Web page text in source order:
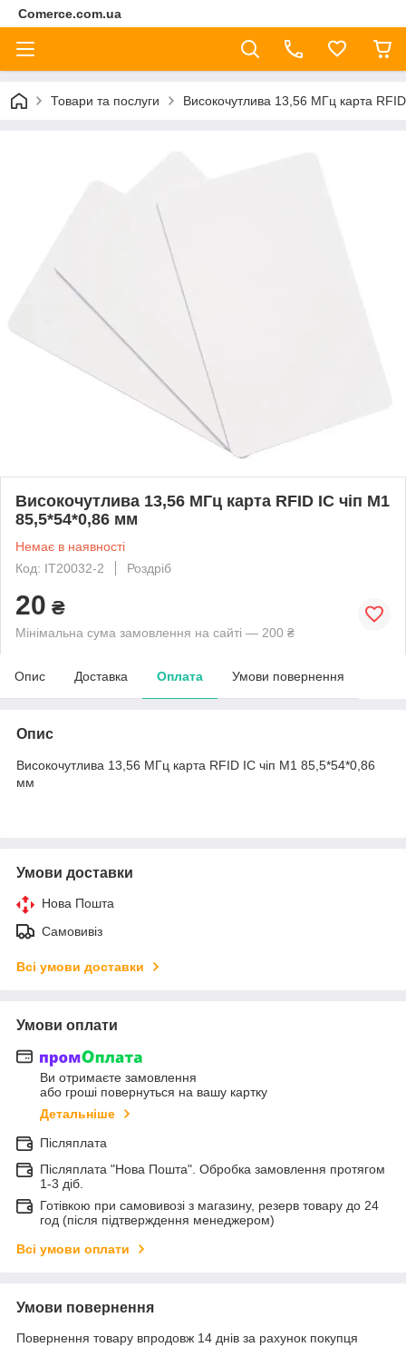
Comerce.com.ua
Товари та послуги Високочутлива 13,56 МГц карта
Високочутлива 13,56 МГц карта RFID IC чіп M1
85,5*54*0,86 мм
Немає в наявності
Код: IT20032-2
Роздріб
20 ₴
Мінімальна сума замовлення на сайті — 200 ₴
Опис Доставка Оплата Умови повернення
Опис
Високочутлива 13,56 МГц карта RFID IC чіп M1 85,5*54*0,86
мм
Умови доставки
Нова Пошта
Самовивіз
Всі умови доставки
Умови оплати
Ви отримаєте замовлення
або гроші повернуться на вашу картку
Детальніше
Післяплата
Післяплата "Нова Пошта". Обробка замовлення протягом
1-3 діб.
Готівкою при самовивозі з магазину, резерв товару до 24
год (після підтверждення менеджером)
Всі умови оплати
Умови повернення
Повернення товару впродовж 14 днів за рахунок покупця